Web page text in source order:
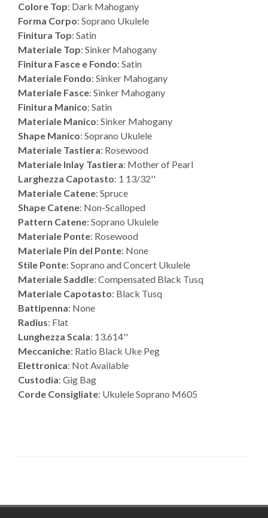
Colore Top: Dark Mahogany
Forma Corpo: Soprano Ukulele
Finitura Top: Satin
Materiale Top: Sinker Mahogany
Finitura Fasce e Fondo: Satin
Materiale Fondo: Sinker Mahogany
Materiale Fasce: Sinker Mahogany
Finitura Manico: Satin
Materiale Manico: Sinker Mahogany
Shape Manico: Soprano Ukulele
Materiale Tastiera: Rosewood
Materiale Inlay Tastiera: Mother of Pearl
Larghezza Capotasto: 1 13/32''
Materiale Catene: Spruce
Shape Catene: Non-Scalloped
Pattern Catene: Soprano Ukulele
Materiale Ponte: Rosewood
Materiale Pin del Ponte: None
Stile Ponte: Soprano and Concert Ukulele
Materiale Saddle: Compensated Black Tusq
Materiale Capotasto: Black Tusq
Battipenna: None
Radius: Flat
Lunghezza Scala: 13.614''
Meccaniche: Ratio Black Uke Peg
Elettronica: Not Available
Custodia: Gig Bag
Corde Consigliate: Ukulele Soprano M605